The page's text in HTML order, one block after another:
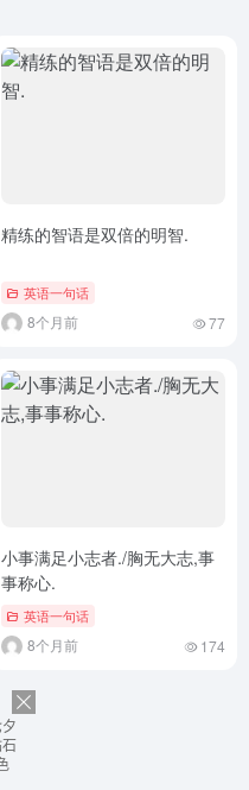
精练的智语是双倍的明智.
英语一句话
8个月前 77
小事满足小志者./胸无大志,事
事称心.
英语一句话
8个月前 174